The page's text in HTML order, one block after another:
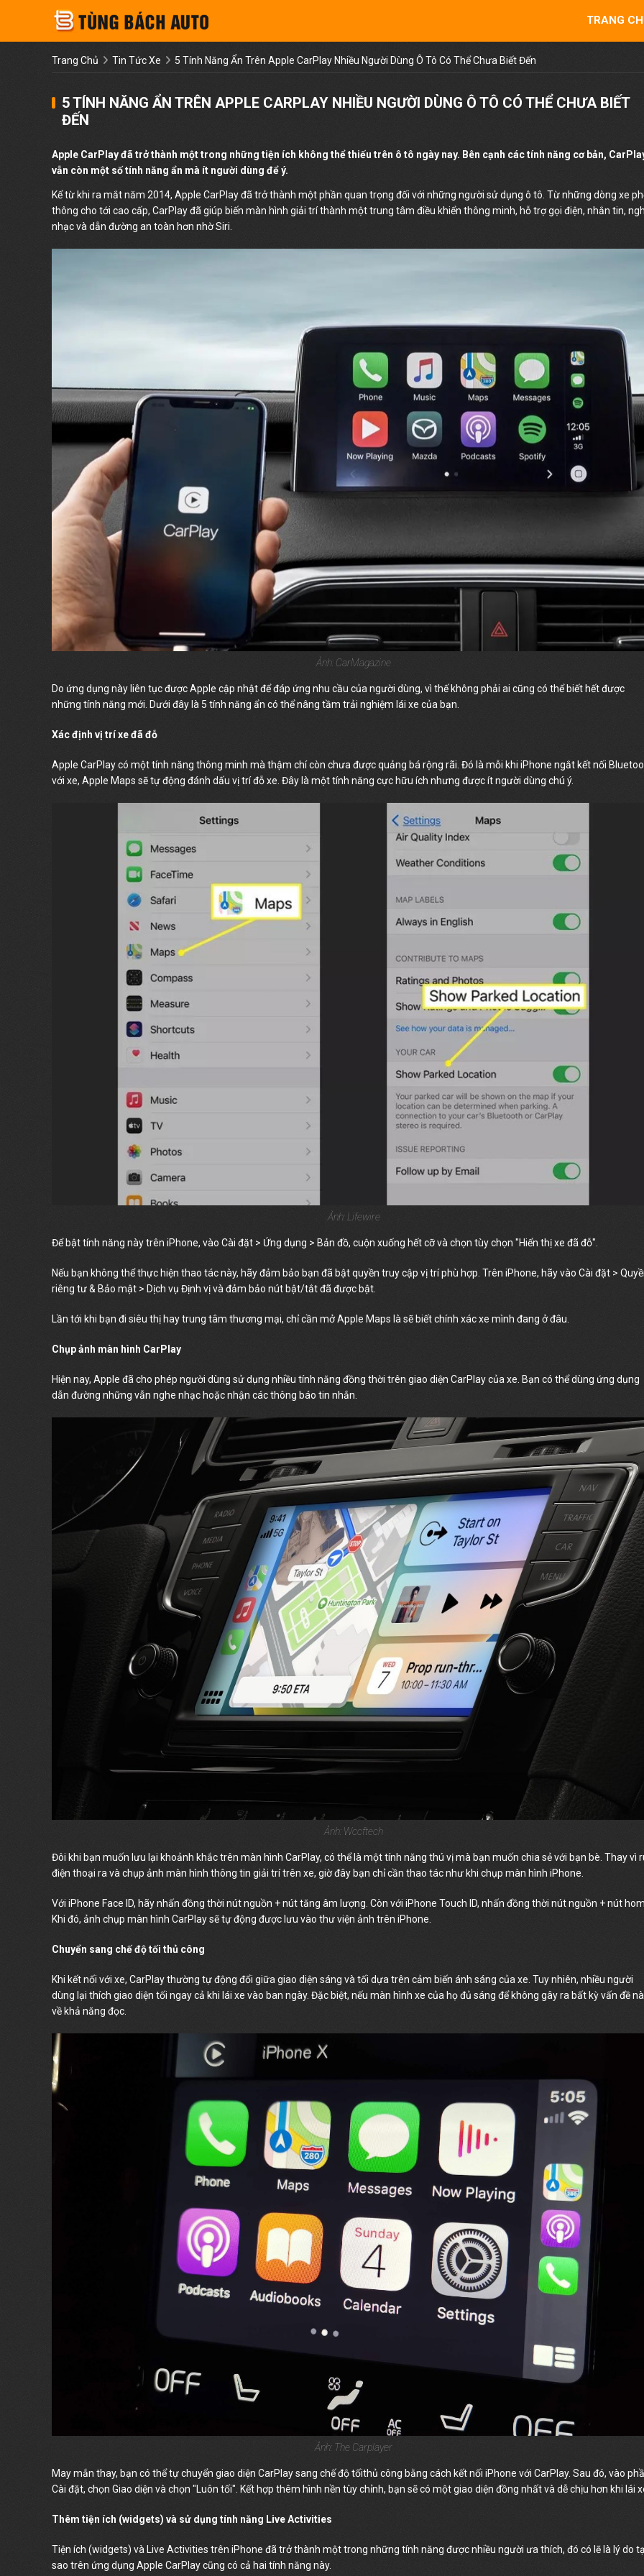
TRANG
Trang Chủ Tin Tức Xe 5 Tính Năng Ẩn Trên Apple CarPlay Nhiều Người Dùng Ô Tô Có Thể Chưa Biết Đến
5 TÍNH NĂNG ẨN TRÊN APPLE CARPLAY NHIỀU NGƯỜI DÙNG Ô TÔ CÓ THỂ CHƯA BIẾT
ĐẾN
Apple CarPlay đã trở thành một trong những tiện ích không thể thiếu trên ô tô ngày nay. Bên cạnh các tính năng cơ bản,
vẫn còn một số tính năng ẩn mà ít người dùng để ý.
Kể từ khi ra mắt năm 2014, Apple CarPlay đã trở thành một phần quan trọng đối với những người sử dụng ô tô. Từ những dòng xe
thông cho tới cao cấp, CarPlay đã giúp biến màn hình giải trí thành một trung tâm điều khiển thông minh, hỗ trợ gọi điện, nhắn tin,
nhạc và dẫn đường an toàn hơn nhờ Siri.
Ảnh: CarMagazine
Do ứng dụng này liên tục được Apple cập nhật để đáp ứng nhu cầu của người dùng, vì thế không phải ai cũng có thể biết hết được
những tính năng mới. Dưới đây là 5 tính năng ẩn có thể nâng tầm trải nghiệm lái xe của bạn.
Xác định vị trí xe đã đỗ
Apple CarPlay có một tính năng thông minh mà thậm chí còn chưa được quảng bá rộng rãi. Đó là mỗi khi iPhone ngắt kết nối
với xe, Apple Maps sẽ tự động đánh dấu vị trí đỗ xe. Đây là một tính năng cực hữu ích nhưng được ít người dùng chú ý.
Ảnh: Lifewire
Để bật tính năng này trên iPhone, vào Cài đặt > Ứng dụng > Bản đồ, cuộn xuống hết cỡ và chọn tùy chọn "Hiển thị xe đã đỗ".
Nếu bạn không thể thực hiện thao tác này, hãy đảm bảo bạn đã bật quyền truy cập vị trí phù hợp. Trên iPhone, hãy vào Cài đặt >
riêng tư & Bảo mật > Dịch vụ Định vị và đảm bảo nút bật/tắt đã được bật.
Lần tới khi bạn đi siêu thị hay trung tâm thương mại, chỉ cần mở Apple Maps là sẽ biết chính xác xe mình đang ở đâu.
Chụp ảnh màn hình CarPlay
Hiện nay, Apple đã cho phép người dùng sử dụng nhiều tính năng đồng thời trên giao diện CarPlay của xe. Bạn có thể dùng ứng dụng
dẫn đường những vẫn nghe nhạc hoặc nhận các thông báo tin nhắn.
Ảnh: Wccftech
Đôi khi bạn muốn lưu lại khoảnh khắc trên màn hình CarPlay, có thể là một tính năng thú vị mà bạn muốn chia sẻ với bạn bè. Thay vì
điện thoại ra và chụp ảnh màn hình thông tin giải trí trên xe, giờ đây bạn chỉ cần thao tác như khi chụp màn hình iPhone.
Với iPhone Face ID, hãy nhấn đồng thời nút nguồn + nút tăng âm lượng. Còn với iPhone Touch ID, nhấn đồng thời nút nguồn + nút
Khi đó, ảnh chụp màn hình CarPlay sẽ tự động được lưu vào thư viện ảnh trên iPhone.
Chuyển sang chế độ tối thủ công
Khi kết nối với xe, CarPlay thường tự động đổi giữa giao diện sáng và tối dựa trên cảm biến ánh sáng của xe. Tuy nhiên, nhiều người
dùng lại thích giao diện tối ngay cả khi lái xe vào ban ngày. Đặc biệt, nếu màn hình xe của họ đủ sáng để không gây ra bất kỳ vấn đề
về khả năng đọc.
Ảnh: The Carplayer
May mắn thay, bạn có thể tự chuyển giao diện CarPlay sang chế độ tốithủ công bằng cách kết nối iPhone với CarPlay. Sau đó, vào
Cài đặt, chọn Giao diện và chọn "Luôn tối". Kết hợp thêm hình nền tùy chỉnh, bạn sẽ có một giao diện đồng nhất và dễ chịu hơn khi lái
Thêm tiện ích (widgets) và sử dụng tính năng Live Activities
Tiện ích (widgets) và Live Activities trên iPhone đã trở thành một trong những tính năng được nhiều người ưa thích, đó có lẽ là lý do
sao trên ứng dụng Apple CarPlay cũng có cả hai tính năng này.